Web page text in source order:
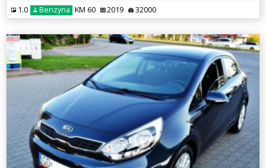
1.0 Benzyna KM 60 2019 32000